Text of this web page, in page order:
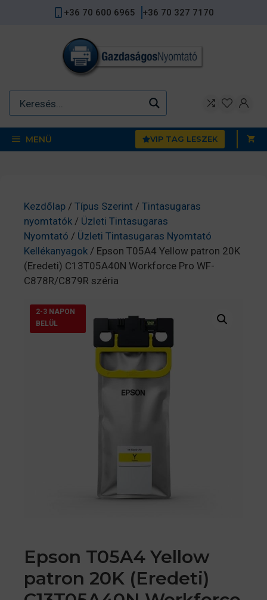
+36 70 600 6965 +36 70 327 7170
MENÜ VIP TAG LESZEK
Kezdőlap / Típus Szerint / Tintasugaras
nyomtatók / Üzleti Tintasugaras
Nyomtató / Üzleti Tintasugaras Nyomtató
Kellékanyagok / Epson T05A4 Yellow patron 20K
(Eredeti) C13T05A40N Workforce Pro WF-
C878R/C879R széria
2-3 NAPON
BELÜL
Epson T05A4 Yellow
patron 20K (Eredeti)